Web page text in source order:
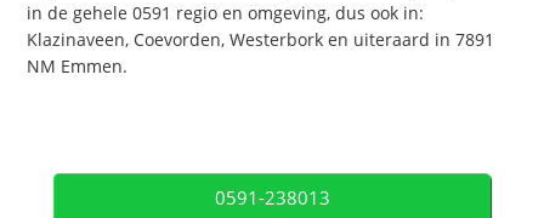
in de gehele 0591 regio en omgeving, dus ook in:
Klazinaveen, Coevorden, Westerbork en uiteraard in 7891
NM Emmen.
0591-238013